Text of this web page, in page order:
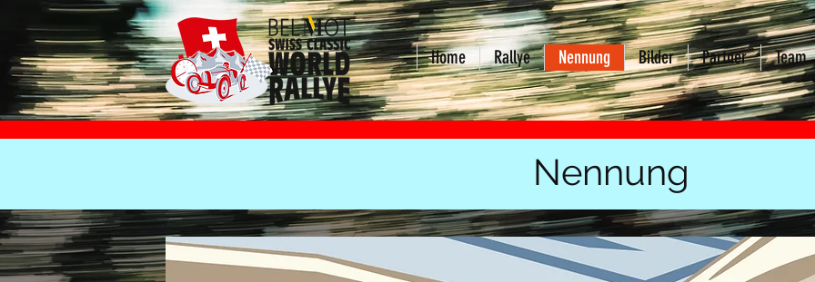
Home Rallye Nennung Bilder Partner Team
Nennung